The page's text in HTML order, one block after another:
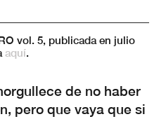
vol. 5, publicada en julio
aquí.
de no haber
pero que vaya que si